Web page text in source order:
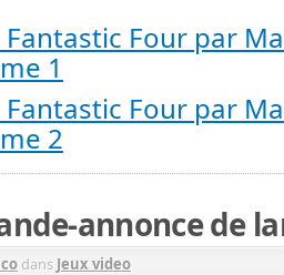
Fantastic Four par
1
Fantastic Four par
2
annonce de
dans Jeux video